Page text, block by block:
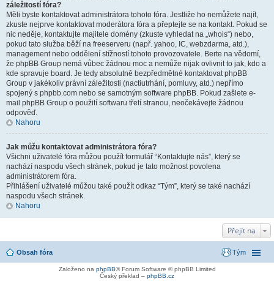
záležitostí fóra?
Měli byste kontaktovat administrátora tohoto fóra. Jestliže ho nemůžete najít,
zkuste nejprve kontaktovat moderátora fóra a přeptejte se na kontakt. Pokud se
nic neděje, kontaktujte majitele domény (zkuste vyhledat na „whois“) nebo,
pokud tato služba běží na freeserveru (např. yahoo, IC, webzdarma, atd.),
management nebo oddělení stížností tohoto provozovatele. Berte na vědomí,
že phpBB Group nemá vůbec žádnou moc a nemůže nijak ovlivnit to jak, kdo a
kde spravuje board. Je tedy absolutně bezpředmětné kontaktovat phpBB
Group v jakékoliv právní záležitosti (nactiutrhání, pomluvy, atd.) nepřímo
spojený s phpbb.com nebo se samotným software phpBB. Pokud zašlete e-
mail phpBB Group o použití softwaru třetí stranou, neočekávejte žádnou
odpověď.
Nahoru
Jak můžu kontaktovat administrátora fóra?
Všichni uživatelé fóra můžou použít formulář “Kontaktujte nás”, který se
nachází naspodu všech stránek, pokud je tato možnost povolena
administrátorem fóra.
Přihlášení uživatelé můžou také použít odkaz “Tým”, který se také nachází
naspodu všech stránek.
Nahoru
Přejít na
Obsah fóra Tým
Založeno na phpBB® Forum Software © phpBB Limited
Český překlad – phpBB.cz